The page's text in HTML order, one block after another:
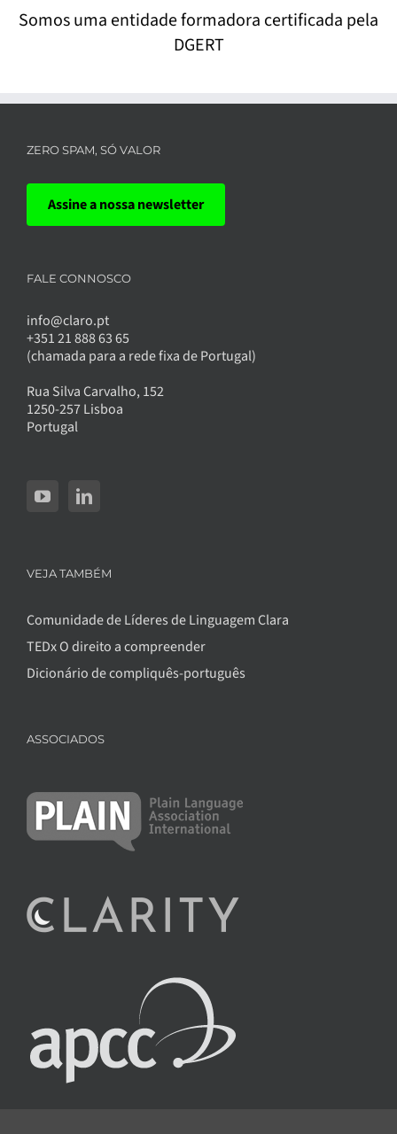
Somos uma entidade formadora certificada pela
DGERT
ZERO SPAM, SÓ VALOR
Assine a nossa newsletter
FALE CONNOSCO
info@claro.pt
+351 21 888 63 65
(chamada para a rede fixa de Portugal)
Rua Silva Carvalho, 152
1250-257 Lisboa
Portugal
VEJA TAMBÉM
Comunidade de Líderes de Linguagem Clara
TEDx O direito a compreender
Dicionário de compliquês-português
ASSOCIADOS